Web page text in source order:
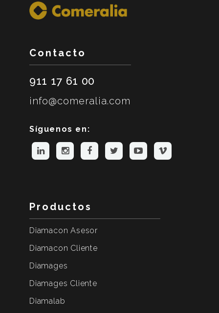
Contacto
911 17 61 00
info@comeralia.com
Síguenos en:
Productos
Diamacon Asesor
Diamacon Cliente
Diamages
Diamages Cliente
Diamalab